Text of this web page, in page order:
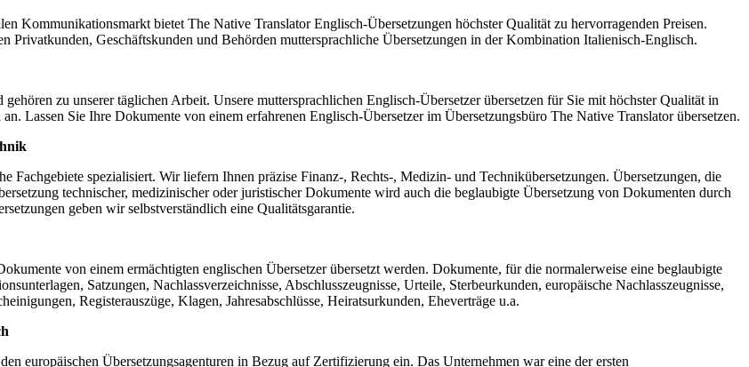
Kommunikationsmarkt bietet The Native Translator Englisch-Übersetzungen höchster Qualität zu hervorragenden Preisen.
Privatkunden, Geschäftskunden und Behörden muttersprachliche Übersetzungen in der Kombination Italienisch-Englisch.
zu unserer täglichen Arbeit. Unsere muttersprachlichen Englisch-Übersetzer übersetzen für Sie mit höchster Qualität in
Lassen Sie Ihre Dokumente von einem erfahrenen Englisch-Übersetzer im Übersetzungsbüro The Native Translator übersetzen.
Fachgebiete spezialisiert. Wir liefern Ihnen präzise Finanz-, Rechts-, Medizin- und Technikübersetzungen. Übersetzungen, die
technischer, medizinischer oder juristischer Dokumente wird auch die beglaubigte Übersetzung von Dokumenten durch
geben wir selbstverständlich eine Qualitätsgarantie.
von einem ermächtigten englischen Übersetzer übersetzt werden. Dokumente, für die normalerweise eine beglaubigte
Satzungen, Nachlassverzeichnisse, Abschlusszeugnisse, Urteile, Sterbeurkunden, europäische Nachlasszeugnisse,
Registerauszüge, Klagen, Jahresabschlüsse, Heiratsurkunden, Eheverträge u.a.
europäischen Übersetzungsagenturen in Bezug auf Zertifizierung ein. Das Unternehmen war eine der ersten